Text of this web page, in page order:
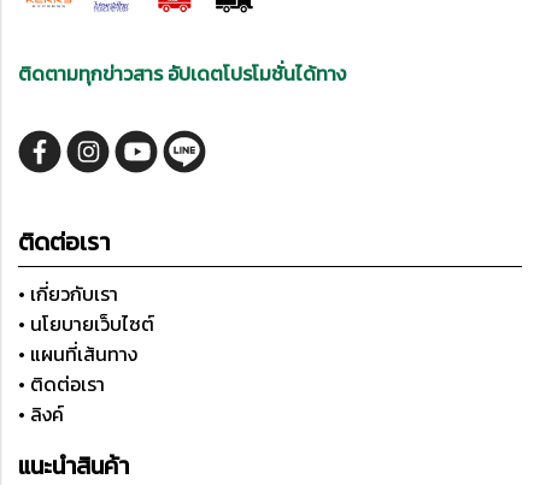
ติดตามทุกข่าวสาร อัปเดตโปรโมชั่นได้ทาง
ติดต่อเรา
• เกี่ยวกับเรา
• นโยบายเว็บไซต์
• แผนที่เส้นทาง
• ติดต่อเรา
• ลิงค์
แนะนำสินค้า